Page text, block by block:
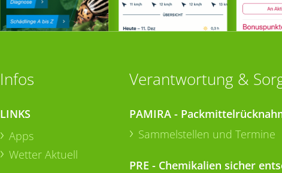
Infos
LINKS
Apps
Wetter Aktuell
Verantwortung &
PAMIRA -
Sammelstellen und Termine
PRE - Chemikalien sicher